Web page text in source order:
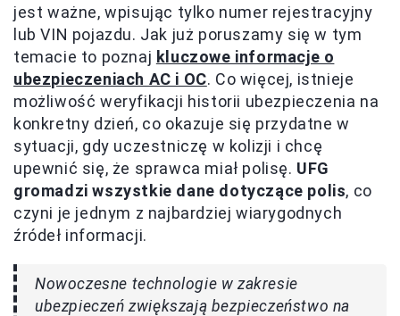
jest ważne, wpisując tylko numer rejestracyjny
lub VIN pojazdu. Jak już poruszamy się w tym
temacie to poznaj kluczowe informacje o
ubezpieczeniach AC i OC. Co więcej, istnieje
możliwość weryfikacji historii ubezpieczenia na
konkretny dzień, co okazuje się przydatne w
sytuacji, gdy uczestniczę w kolizji i chcę
upewnić się, że sprawca miał polisę. UFG
gromadzi wszystkie dane dotyczące polis, co
czyni je jednym z najbardziej wiarygodnych
źródeł informacji.
Nowoczesne technologie w zakresie
ubezpieczeń zwiększają bezpieczeństwo na